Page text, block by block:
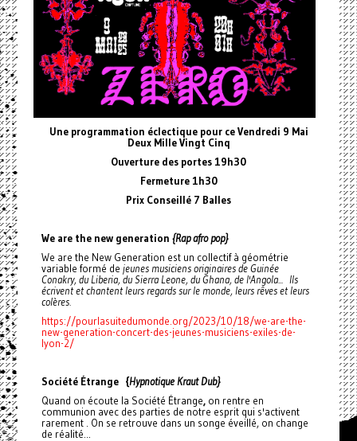
Une programmation éclectique pour ce Vendredi 9 Mai
Deux Mille Vingt Cinq
Ouverture des portes 19h30
Fermeture 1h30
Prix Conseillé 7 Balles
We are the new generation {Rap afro pop}
We are the New Generation est un collectif à géométrie
variable formé de jeunes musiciens originaires de Guinée
Conakry, du Liberia, du Sierra Leone, du Ghana, de l'Angola... Ils
écrivent et chantent leurs regards sur le monde, leurs rêves et leurs
colères.
https://pourlasuitedumonde.org/2023/10/18/we-are-the-
new-generation-concert-des-jeunes-musiciens-exiles-de-
lyon-2/
Société Étrange {Hypnotique Kraut Dub}
Quand on écoute la Société Étrange, on rentre en
communion avec des parties de notre esprit qui s'activent
rarement . On se retrouve dans un songe éveillé, on change
de réalité...